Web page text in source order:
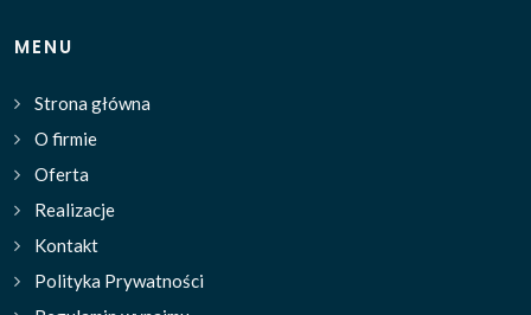
MENU
Strona główna
O firmie
Oferta
Realizacje
Kontakt
Polityka Prywatności